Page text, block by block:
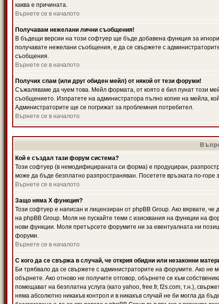
каква е причината.
Върнете се в началото
Получавам нежелани лични съобщения!
В бъдещи версии на този софтуер ще бъде добавена функция за
получавате нежелани съобщения, е да се свържете с
съобщения.
Върнете се в началото
Получих спам (или друг обиден мейл) от някой от тези форуми!
Съжаляваме да чуем това. Мейл формата, от която е бил пунат този
съобщението. Изпратете на администратора пълно копие на мейла,
Администраторите ще се погрижат за проблемния потребител.
Върнете се в началото
Кой е създал тази форум система?
Този софтуер (в немодифицираната си форма) е продуциран,
може да бъде безплатно разпространяван. Посетете връзката по-горе
Върнете се в началото
Защо няма X функция?
Този софтуер е написан и лицензиран от phpBB Group. Ако вярвате,
на phpBB Group. Моля не пускайте теми с изисквания на функции на
нови функции. Моля претърсете форумите ни за евентуалната ни
форуми.
Върнете се в началото
С кого да се свържа в случай, че открия обидни или незаконни
Би трябвало да се свържете с администраторите на форумите. Ако не
обърнете. Ако отново не получите отговор, обърнете се към
помещават на безплатна услуга (като yahoo, free.fr, f2s.com, т.н.),
няма абсолютно никакъв контрол и в никакъв случай не би могла да